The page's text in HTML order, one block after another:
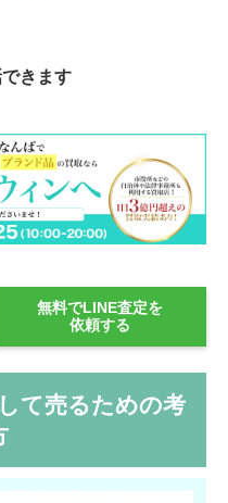
きます
無料でLINE査定を
依頼する
て売るための考